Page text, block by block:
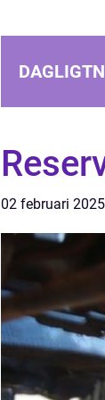
02 februari 2025